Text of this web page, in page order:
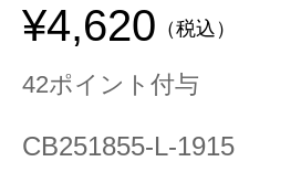
¥4,620 （税込）
42ポイント付与
CB251855-L-1915